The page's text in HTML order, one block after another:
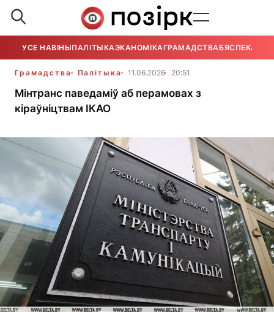
УСЕ НАВІНЫПАЛІТЫКАЭКАНОМІКАГРАМАДСТВАБЯСПЕКА
Грамадства Палітыка 11.06.2026 20:51
Мінтранс паведаміў аб перамовах з
кіраўніцтвам ІКАО